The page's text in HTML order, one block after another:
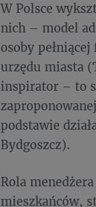
W Polsce
nich – model
osoby
urzędu miasta
inspirator – to
podstawie
Bydgoszcz).
Rola
mieszkańców,